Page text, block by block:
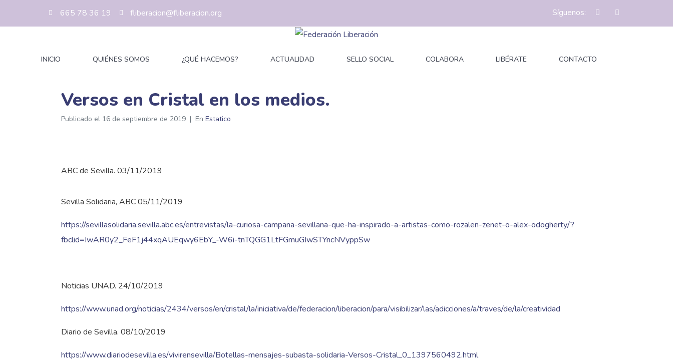
665 78 36 19 fliberacion@fliberacion.org Síguenos:
INICIO QUIÉNES SOMOS ¿QUÉ HACEMOS? ACTUALIDAD SELLO SOCIAL COLABORA LIBÉRATE CONTACTO
Versos en Cristal en los medios.
Publicado el 16 de septiembre de 2019 En Estatico
ABC de Sevilla. 03/11/2019
Sevilla Solidaria, ABC 05/11/2019
https://sevillasolidaria.sevilla.abc.es/entrevistas/la-curiosa-campana-sevillana-que-ha-inspirado-a-artistas-como-rozalen-zenet-o-alex-odogherty/?
fbclid=IwAR0y2_FeF1j44xqAUEqwy6EbY_-W6i-tnTQGG1LtFGmuGIwSTYncNVyppSw
Noticias UNAD. 24/10/2019
https://www.unad.org/noticias/2434/versos/en/cristal/la/iniciativa/de/federacion/liberacion/para/visibilizar/las/adicciones/a/traves/de/la/creatividad
Diario de Sevilla. 08/10/2019
https://www.diariodesevilla.es/vivirensevilla/Botellas-mensajes-subasta-solidaria-Versos-Cristal_0_1397560492.html